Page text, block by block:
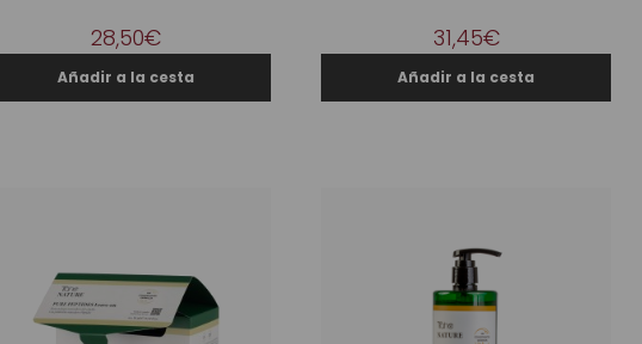
28,50€ 31,45€